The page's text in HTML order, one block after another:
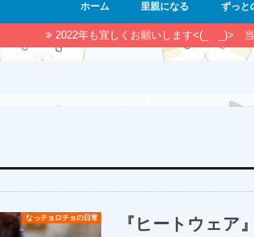
ホーム 里親になる ずっと
2022年も宜しくお願いします<(_ _)> 当
なっチョロチョの日常
『ヒートウェア